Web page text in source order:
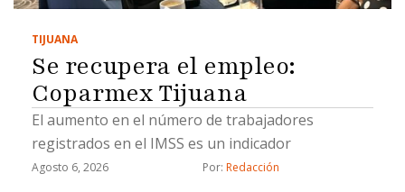
TIJUANA
Se recupera el empleo:
Coparmex Tijuana
El aumento en el número de trabajadores
registrados en el IMSS es un indicador
Agosto 6, 2026 Por: Redacción